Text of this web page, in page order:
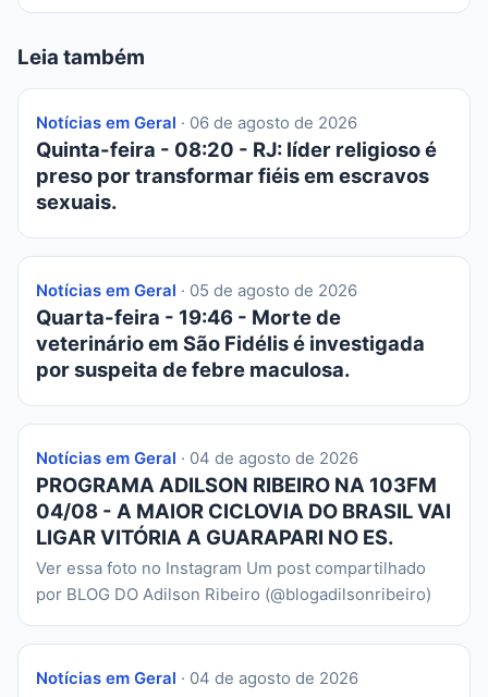
Leia também
Notícias em Geral · 06 de agosto de 2026
Quinta-feira - 08:20 - RJ: líder religioso é
preso por transformar fiéis em escravos
sexuais.
Notícias em Geral · 05 de agosto de 2026
Quarta-feira - 19:46 - Morte de
veterinário em São Fidélis é investigada
por suspeita de febre maculosa.
Notícias em Geral · 04 de agosto de 2026
PROGRAMA ADILSON RIBEIRO NA 103FM
04/08 - A MAIOR CICLOVIA DO BRASIL VAI
LIGAR VITÓRIA A GUARAPARI NO ES.
Ver essa foto no Instagram Um post compartilhado
por BLOG DO Adilson Ribeiro (@blogadilsonribeiro)
Notícias em Geral · 04 de agosto de 2026